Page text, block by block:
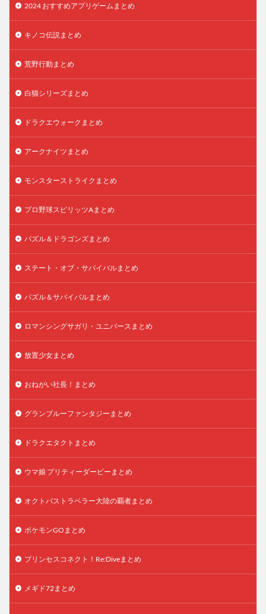
2024 おすすめアプリゲームまとめ
キノコ伝説まとめ
荒野行動まとめ
白猫シリーズまとめ
ドラクエウォークまとめ
アークナイツまとめ
モンスターストライクまとめ
プロ野球スピリッツAまとめ
パズル＆ドラゴンズまとめ
ステート・オブ・サバイバルまとめ
パズル＆サバイバルまとめ
ロマンシングサガリ・ユニバースまとめ
放置少女まとめ
おねがい社長！まとめ
グランブルーファンタジーまとめ
ドラクエタクトまとめ
ウマ娘 プリティーダービーまとめ
オクトパストラベラー大陸の覇者まとめ
ポケモンGOまとめ
プリンセスコネクト！Re:Diveまとめ
メギド72まとめ